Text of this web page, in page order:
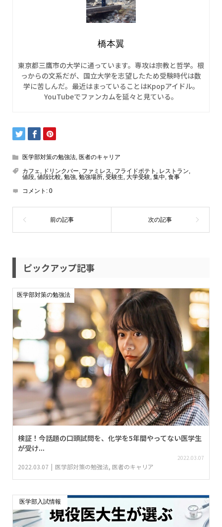
橋本翼
東京都三鷹市の大学に通っています。専攻は宗教と哲学。根
っからの文系だが、国立大学を志望したため受験時代は数
学に苦しんだ。最近はまっていることはKpopアイドル。
YouTubeでファンカムを延々と見ている。
医学部対策の勉強法, 医者のキャリア
カフェ, ドリンクバー, ファミレス, フライドポテト , レストラン,
値段, 値段比較, 勉強, 勉強場所, 受験生, 大学受験, 集中, 食事
コメント: 0
ピックアップ記事
医学部対策の勉強法
検証！今話題の口頭試問を、化学を5年間やってない医学生
が受け...
2022.03.07
2022.03.07 医学部対策の勉強法, 医者のキャリア
医学部入試情報